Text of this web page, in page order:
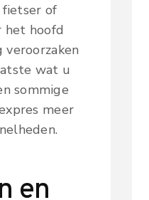
of
het hoofd
veroorzaken
wat u
sommige
meer
en